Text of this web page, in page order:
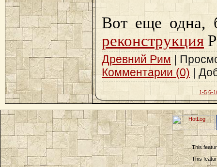
Вот еще одна,
реконструкция
Древний Рим |
Комментарии (0) |
1-5 6-
This
This